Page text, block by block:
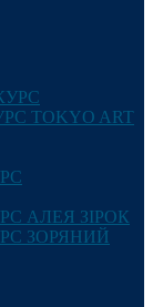
TOKYO ART
АЛЕЯ ЗІРОК
ЗОРЯНИЙ